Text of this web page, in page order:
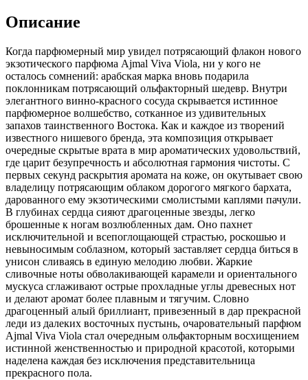
Описание
Когда парфюмерный мир увидел потрясающий флакон нового
экзотического парфюма Ajmal Viva Viola, ни у кого не
осталось сомнений: арабская марка вновь подарила
поклонникам потрясающий ольфакторный шедевр. Внутри
элегантного винно-красного сосуда скрывается истинное
парфюмерное волшебство, сотканное из удивительных
запахов таинственного Востока. Как и каждое из творений
известного нишевого бренда, эта композиция открывает
очередные скрытые врата в мир ароматических удовольствий,
где царит безупречность и абсолютная гармония чистоты. С
первых секунд раскрытия аромата на коже, он окутывает свою
владелицу потрясающим облаком дорогого мягкого бархата,
дарованного ему экзотическими смолистыми каплями пачули.
В глубинах сердца сияют драгоценные звезды, легко
брошенные к ногам возлюбленных дам. Оно пахнет
исключительной и всепоглощающей страстью, роскошью и
невыносимым соблазном, который заставляет сердца биться в
унисон сливаясь в единую мелодию любви. Жаркие
сливочные ноты обволакивающей карамели и ориентального
мускуса сглаживают острые прохладные углы древесных нот
и делают аромат более плавным и тягучим. Словно
драгоценный алый бриллиант, привезенный в дар прекрасной
леди из далеких восточных пустынь, очаровательный парфюм
Ajmal Viva Viola стал очередным ольфакторным восхищением
истинной женственностью и природной красотой, которыми
наделена каждая без исключения представительница
прекрасного пола.